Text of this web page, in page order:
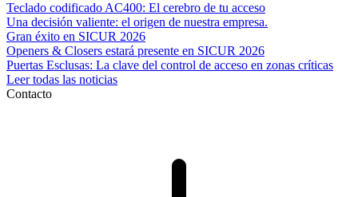
Teclado codificado AC400: El cerebro de tu acceso
Una decisión valiente: el origen de nuestra empresa.
Gran éxito en SICUR 2026
Openers & Closers estará presente en SICUR 2026
Puertas Esclusas: La clave del control de acceso en zonas críticas
Leer todas las noticias
Contacto